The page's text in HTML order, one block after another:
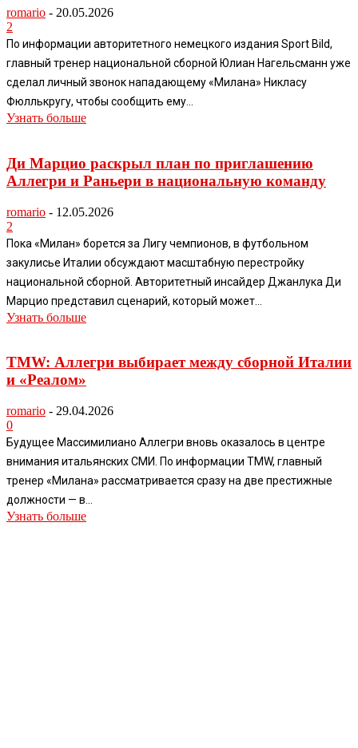
romario - 20.05.2026
2
По информации авторитетного немецкого издания Sport Bild,
главный тренер национальной сборной Юлиан Нагельсманн уже
сделал личный звонок нападающему «Милана» Никласу
Фюллькругу, чтобы сообщить ему...
Узнать больше
Ди Марцио раскрыл план по приглашению
Аллегри и Раньери в национальную команду
romario - 12.05.2026
2
Пока «Милан» борется за Лигу чемпионов, в футбольном
закулисье Италии обсуждают масштабную перестройку
национальной сборной. Авторитетный инсайдер Джанлука Ди
Марцио представил сценарий, который может...
Узнать больше
TMW: Аллегри выбирает между сборной Италии
и «Реалом»
romario - 29.04.2026
0
Будущее Массимилиано Аллегри вновь оказалось в центре
внимания итальянских СМИ. По информации TMW, главный
тренер «Милана» рассматривается сразу на две престижные
должности — в...
Узнать больше